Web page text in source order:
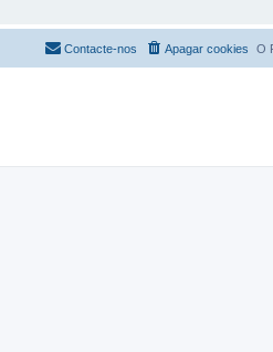
O
Apagar cookies
Contacte-nos